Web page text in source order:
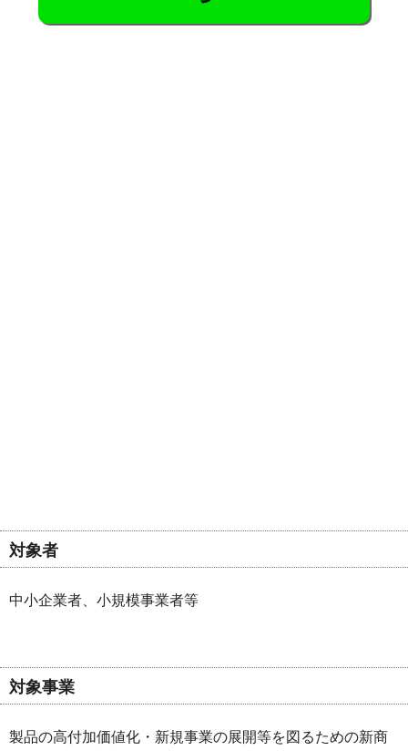
対象者
中小企業者、小規模事業者等
対象事業
製品の高付加価値化・新規事業の展開等を図るための新商